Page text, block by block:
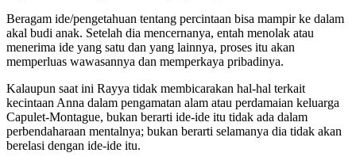
Beragam ide/pengetahuan tentang percintaan bisa mampir ke dalam
akal budi anak. Setelah dia mencernanya, entah menolak atau
menerima ide yang satu dan yang lainnya, proses itu akan
memperluas wawasannya dan memperkaya pribadinya.
Kalaupun saat ini Rayya tidak membicarakan hal-hal terkait
kecintaan Anna dalam pengamatan alam atau perdamaian keluarga
Capulet-Montague, bukan berarti ide-ide itu tidak ada dalam
perbendaharaan mentalnya; bukan berarti selamanya dia tidak akan
berelasi dengan ide-ide itu.